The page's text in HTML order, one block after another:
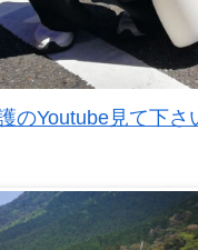
のYoutube見て下さ